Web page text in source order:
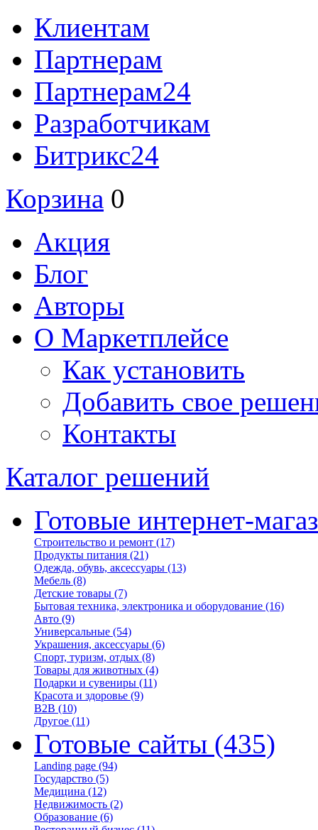
Клиентам
Партнерам
Партнерам24
Разработчикам
Битрикс24
Корзина 0
Акция
Блог
Авторы
О Маркетплейсе
Как установить
Добавить свое
Контакты
Каталог решений
Готовые интернет-
Строительство и ремонт (17)
Продукты питания (21)
Одежда, обувь, аксессуары (13)
Мебель (8)
Детские товары (7)
Бытовая техника, электроника и оборудование (16)
Авто (9)
Универсальные (54)
Украшения, аксессуары (6)
Спорт, туризм, отдых (8)
Товары для животных (4)
Подарки и сувениры (11)
Красота и здоровье (9)
B2B (10)
Другое (11)
Готовые сайты (435)
Landing page (94)
Государство (5)
Медицина (12)
Недвижимость (2)
Образование (6)